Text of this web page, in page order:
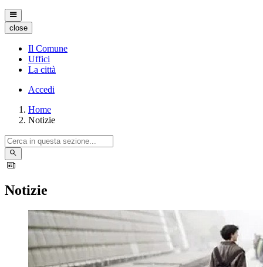
close
Il Comune
Uffici
La città
Accedi
Home
Notizie
Notizie